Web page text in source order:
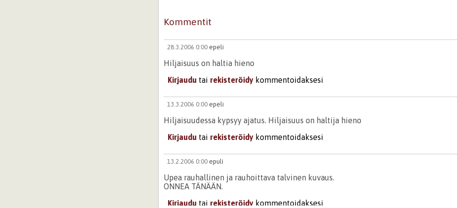
Kommentit
28.3.2006 0:00 epeli
Hiljaisuus on haltia hieno
Kirjaudu tai rekisteröidy kommentoidaksesi
13.3.2006 0:00 epeli
Hiljaisuudessa kypsyy ajatus. Hiljaisuus on haltija hieno
Kirjaudu tai rekisteröidy kommentoidaksesi
13.2.2006 0:00 epuli
Upea rauhallinen ja rauhoittava talvinen kuvaus.
ONNEA TÄNÄÄN.
Kirjaudu tai rekisteröidy kommentoidaksesi